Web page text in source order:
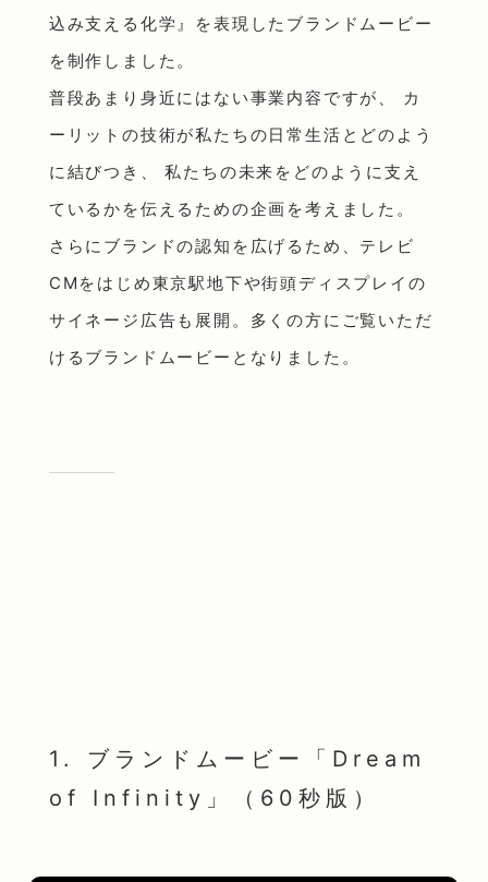
込み支える化学』を表現したブランドムービー
を制作しました。
普段あまり身近にはない事業内容ですが、 カ
ーリットの技術が私たちの日常生活とどのよう
に結びつき、 私たちの未来をどのように支え
ているかを伝えるための企画を考えました。
さらにブランドの認知を広げるため、テレビ
CMをはじめ東京駅地下や街頭ディスプレイの
サイネージ広告も展開。多くの方にご覧いただ
けるブランドムービーとなりました。
1. ブランドムービー「Dream
of Infinity」（60秒版）